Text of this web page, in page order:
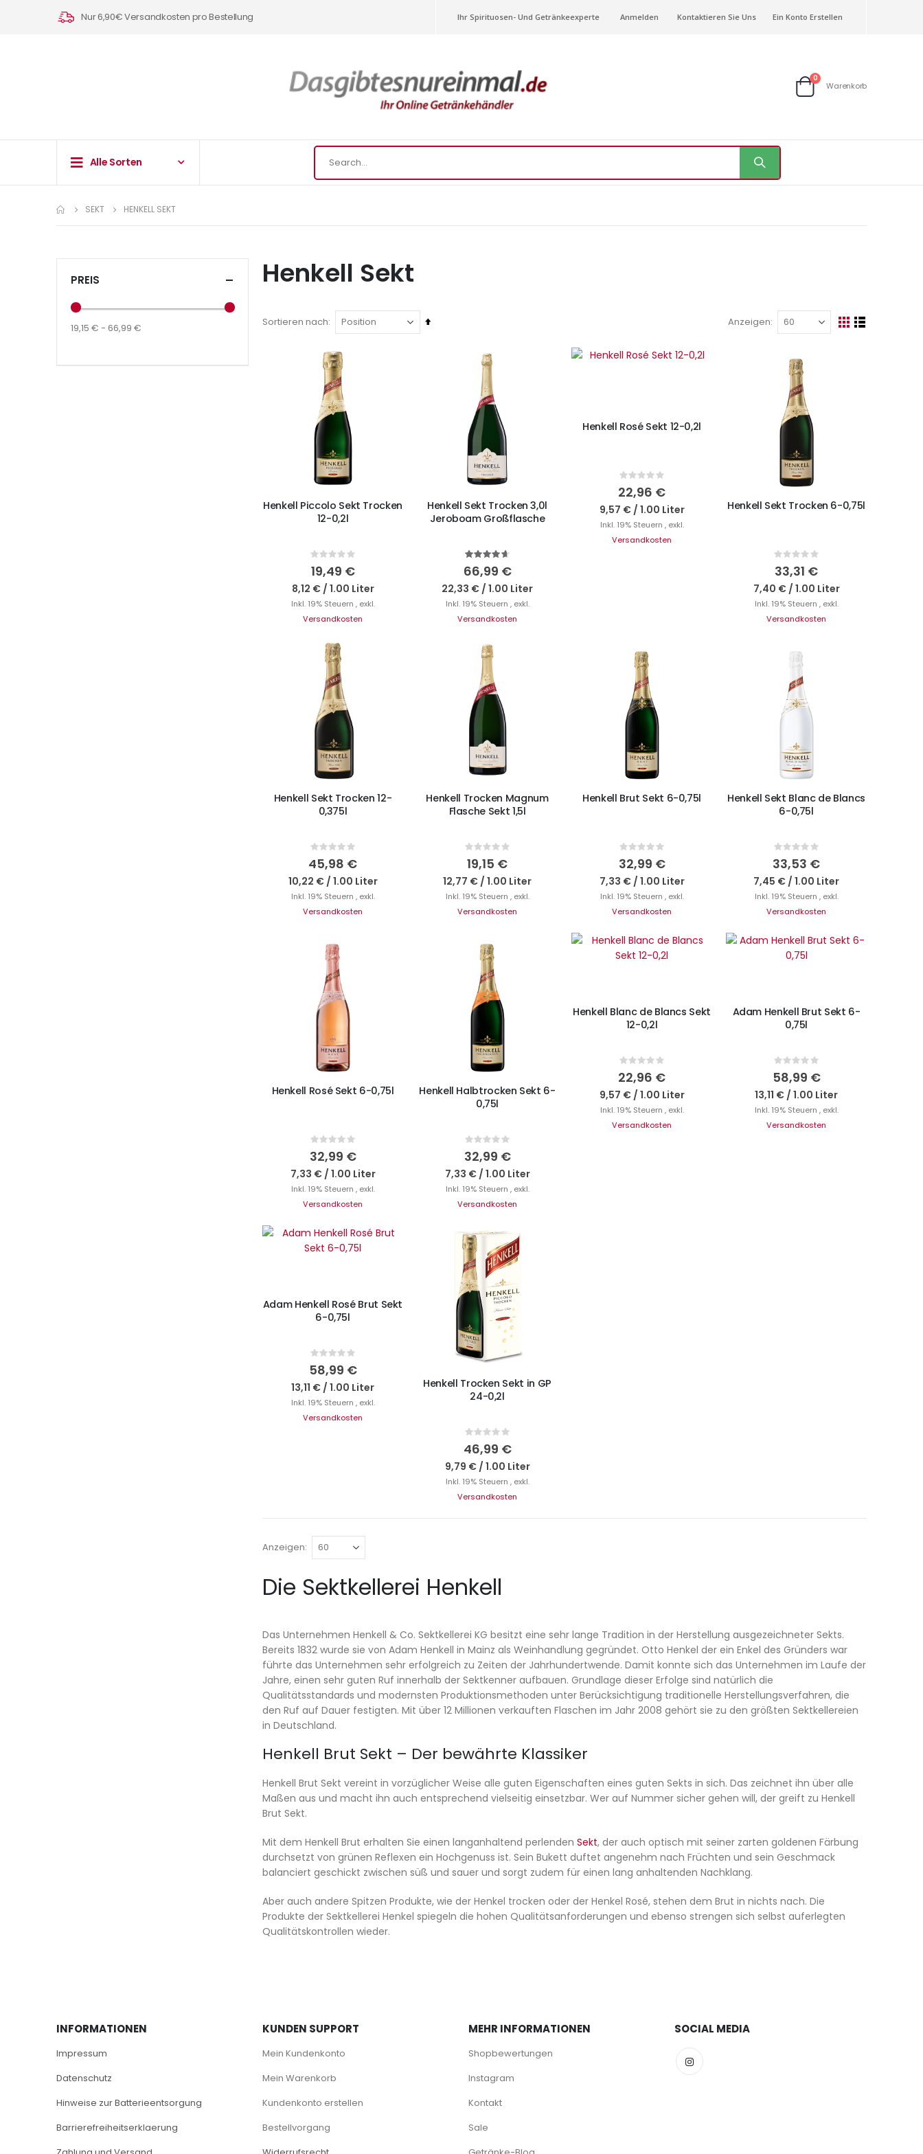
Nur 6,90€ Versandkosten pro Bestellung Ihr Spirituosen- Und Getränkeexperte Anmelden Kontaktieren Sie Uns Ein Konto Erstellen
Warenkorb
0Artikel
Warenkorb
Alle Sorten
SEKT HENKELL SEKT
Henkell Sekt
Sortieren nach
In
Reihenfolge
Anzeigen
Ansicht
Raster
Liste
IN DEN WARENKORB
Henkell Piccolo Sekt Trocken
12-0,2l
Rating:
0%
19,49 €
8,12 €/ 1.00 Liter
Inkl. 19% Steuern , exkl.
Versandkosten
IN DEN WARENKORB
Henkell Sekt Trocken 3,0l
Jeroboam Großflasche
Bewertung:
93%
66,99 €
22,33 € / 1.00 Liter
Inkl. 19% Steuern , exkl.
Versandkosten
IN DEN WARENKORB
Henkell Rosé Sekt 12-0,2l
Rating:
0%
22,96 €
9,57 €/ 1.00 Liter
Inkl. 19% Steuern , exkl.
Versandkosten
IN DEN WARENKORB
Henkell Sekt Trocken 6-0,75l
Rating:
0%
33,31 €
7,40 €/ 1.00 Liter
Inkl. 19% Steuern , exkl.
Versandkosten
IN DEN WARENKORB
Henkell Sekt Trocken 12-
0,375l
Rating:
0%
45,98 €
10,22 €/ 1.00 Liter
Inkl. 19% Steuern , exkl.
Versandkosten
IN DEN WARENKORB
Henkell Trocken Magnum
Flasche Sekt 1,5l
Rating:
0%
19,15 €
12,77 € / 1.00 Liter
Inkl. 19% Steuern , exkl.
Versandkosten
IN DEN WARENKORB
Henkell Brut Sekt 6-0,75l
Rating:
0%
32,99 €
7,33 €/ 1.00 Liter
Inkl. 19% Steuern , exkl.
Versandkosten
IN DEN WARENKORB
Henkell Sekt Blanc de Blancs
6-0,75l
Rating:
0%
33,53 €
7,45 € / 1.00 Liter
Inkl. 19% Steuern , exkl.
Versandkosten
IN DEN WARENKORB
Henkell Rosé Sekt 6-0,75l
Rating:
0%
32,99 €
7,33 €/ 1.00 Liter
Inkl. 19% Steuern , exkl.
Versandkosten
IN DEN WARENKORB
Henkell Halbtrocken Sekt 6-
0,75l
Rating:
0%
32,99 €
7,33 €/ 1.00 Liter
Inkl. 19% Steuern , exkl.
Versandkosten
IN DEN WARENKORB
Henkell Blanc de Blancs Sekt
12-0,2l
Rating:
0%
22,96 €
9,57 €/ 1.00 Liter
Inkl. 19% Steuern , exkl.
Versandkosten
IN DEN WARENKORB
Adam Henkell Brut Sekt 6-
0,75l
Rating:
0%
58,99 €
13,11 € / 1.00 Liter
Inkl. 19% Steuern , exkl.
Versandkosten
IN DEN WARENKORB
Adam Henkell Rosé Brut Sekt
6-0,75l
Rating:
0%
58,99 €
13,11 € / 1.00 Liter
Inkl. 19% Steuern , exkl.
Versandkosten
IN DEN WARENKORB
Henkell Trocken Sekt in GP
24-0,2l
Rating:
0%
46,99 €
9,79 €/ 1.00 Liter
Inkl. 19% Steuern , exkl.
Versandkosten
Anzeigen
Die Sektkellerei Henkell
Das Unternehmen Henkell & Co. Sektkellerei KG besitzt eine sehr lange Tradition in der Herstellung ausgezeichneter Sekts.
Bereits 1832 wurde sie von Adam Henkell in Mainz als Weinhandlung gegründet. Otto Henkel der ein Enkel des Gründers war
führte das Unternehmen sehr erfolgreich zu Zeiten der Jahrhundertwende. Damit konnte sich das Unternehmen im Laufe der
Jahre, einen sehr guten Ruf innerhalb der Sektkenner aufbauen. Grundlage dieser Erfolge sind natürlich die
Qualitätsstandards und modernsten Produktionsmethoden unter Berücksichtigung traditionelle Herstellungsverfahren, die
den Ruf auf Dauer festigten. Mit über 12 Millionen verkauften Flaschen im Jahr 2008 gehört sie zu den größten Sektkellereien
in Deutschland.
Henkell Brut Sekt – Der bewährte Klassiker
Henkell Brut Sekt vereint in vorzüglicher Weise alle guten Eigenschaften eines guten Sekts in sich. Das zeichnet ihn über alle
Maßen aus und macht ihn auch entsprechend vielseitig einsetzbar. Wer auf Nummer sicher gehen will, der greift zu Henkell
Brut Sekt.
Mit dem Henkell Brut erhalten Sie einen langanhaltend perlenden Sekt, der auch optisch mit seiner zarten goldenen Färbung
durchsetzt von grünen Reflexen ein Hochgenuss ist. Sein Bukett duftet angenehm nach Früchten und sein Geschmack
balanciert geschickt zwischen süß und sauer und sorgt zudem für einen lang anhaltenden Nachklang.
Aber auch andere Spitzen Produkte, wie der Henkel trocken oder der Henkel Rosé, stehen dem Brut in nichts nach. Die
Produkte der Sektkellerei Henkel spiegeln die hohen Qualitätsanforderungen und ebenso strengen sich selbst auferlegten
Qualitätskontrollen wieder.
PREIS
19,15 € - 66,99 €
INFORMATIONEN
Impressum
Datenschutz
Hinweise zur Batterieentsorgung
Barrierefreiheitserklaerung
KUNDEN SUPPORT
Mein Kundenkonto
Mein Warenkorb
Kundenkonto erstellen
Bestellvorgang
MEHR INFORMATIONEN
Shopbewertungen
Instagram
Kontakt
Sale
SOCIAL MEDIA